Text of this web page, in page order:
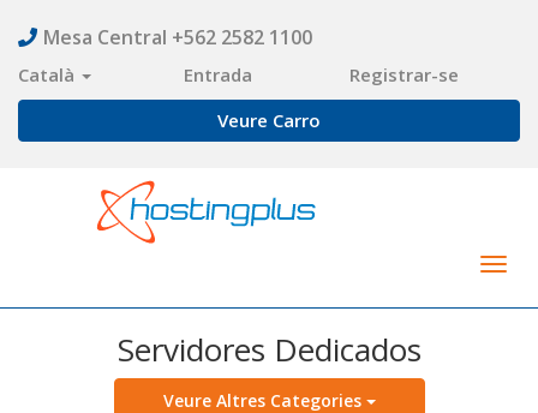
Mesa Central +562 2582 1100
Català Entrada
Registrar-se
Veure Carro
Servidores Dedicados
Veure Altres Categories